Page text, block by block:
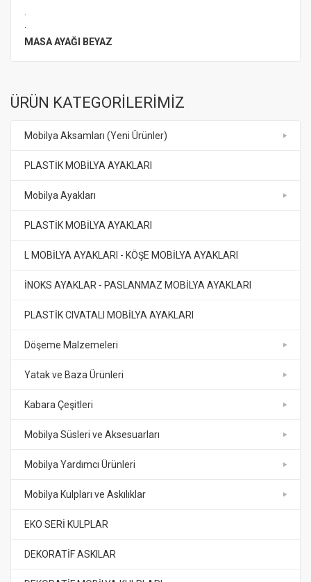
MASA AYAĞI BEYAZ
ÜRÜN KATEGORİLERİMİZ
Mobilya Aksamları (Yeni Ürünler)
PLASTİK MOBİLYA AYAKLARI
Mobilya Ayakları
PLASTİK MOBİLYA AYAKLARI
L MOBİLYA AYAKLARI - KÖŞE MOBİLYA AYAKLARI
İNOKS AYAKLAR - PASLANMAZ MOBİLYA AYAKLARI
PLASTİK CIVATALI MOBİLYA AYAKLARI
Döşeme Malzemeleri
Yatak ve Baza Ürünleri
Kabara Çeşitleri
Mobilya Süsleri ve Aksesuarları
Mobilya Yardımcı Ürünleri
Mobilya Kulpları ve Askılıklar
EKO SERİ KULPLAR
DEKORATİF ASKILAR